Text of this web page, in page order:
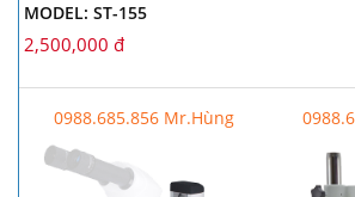
MODEL: ST-155
2,500,000 đ
0988.685.856 Mr.Hùng